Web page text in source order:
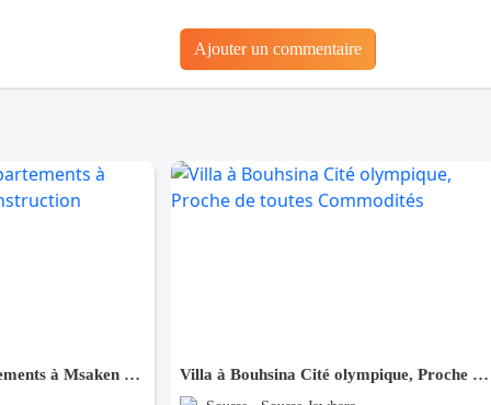
Ajouter un commentaire
Immeuble de 8 Appartements à Msaken Nouvelle Construction Villa à Bouhsina Cité olympique, Proche de toutes Commodités